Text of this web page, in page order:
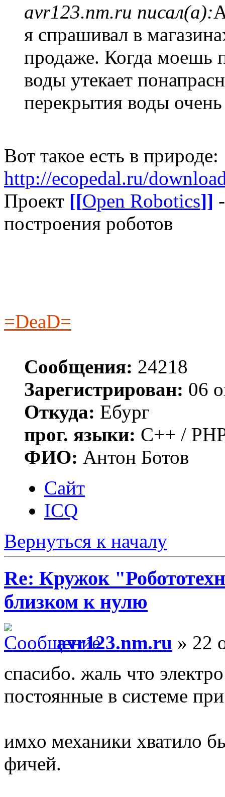
avr123.nm.ru писал(а):
я спрашивал в
продаже. Когда моешь
воды утекает
перекрытия воды
Вот такое есть в природе:
http://ecopedal.ru/
Проект [[Open Robotics]]
построения роботов
=DeaD=
Сообщения: 24218
Зарегистрирован: 06
Откуда: Ебург
прог. языки: C++ /
ФИО: Антон Ботов
Сайт
ICQ
Вернуться к началу
Re: Кружок
близком к нулю
avr123.nm.ru » 22
спасибо. жаль что
постоянные в системе
имхо механики хватило
фичей.